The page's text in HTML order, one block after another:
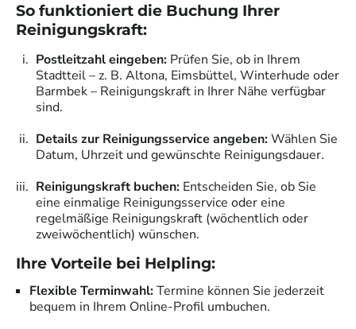
So funktioniert die Buchung Ihrer
Reinigungskraft:
Postleitzahl eingeben: Prüfen Sie, ob in Ihrem
Stadtteil – z. B. Altona, Eimsbüttel, Winterhude oder
Barmbek – Reinigungskraft in Ihrer Nähe verfügbar
sind.
Details zur Reinigungsservice angeben:Wählen Sie
Datum, Uhrzeit und gewünschte Reinigungsdauer.
Reinigungskraft buchen: Entscheiden Sie, ob Sie
eine einmalige Reinigungsservice oder eine
regelmäßige Reinigungskraft (wöchentlich oder
zweiwöchentlich) wünschen.
Ihre Vorteile bei Helpling:
Flexible Terminwahl:Termine können Sie jederzeit
bequem in Ihrem Online-Profil umbuchen.